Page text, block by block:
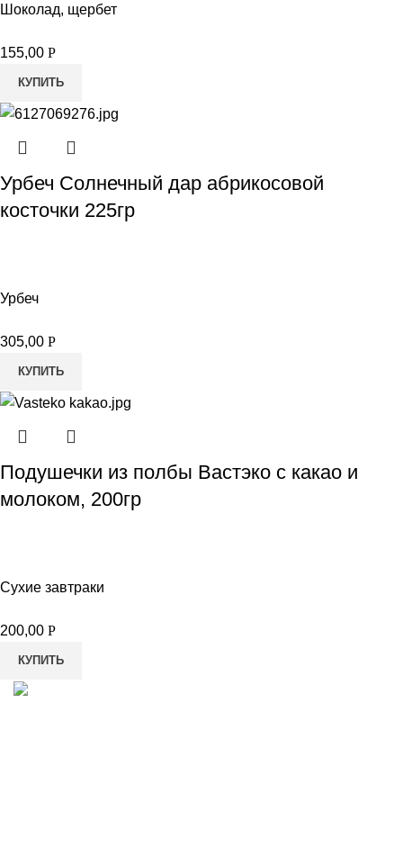
Шоколад, щербет
155,00 Р
КУПИТЬ
Урбеч Солнечный дар абрикосовой
косточки 225гр
Урбеч
305,00 Р
КУПИТЬ
Подушечки из полбы Вастэко с какао и
молоком, 200гр
Сухие завтраки
200,00 Р
КУПИТЬ